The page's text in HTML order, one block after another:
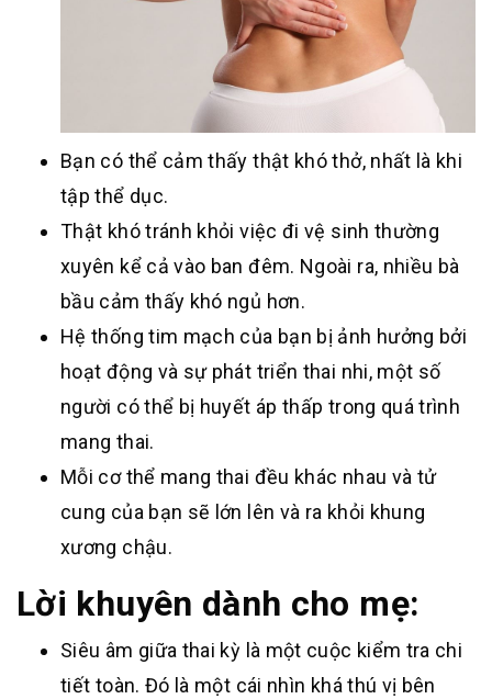
Bạn có thể cảm thấy thật khó thở, nhất là khi
tập thể dục.
Thật khó tránh khỏi việc đi vệ sinh thường
xuyên kể cả vào ban đêm. Ngoài ra, nhiều bà
bầu cảm thấy khó ngủ hơn.
Hệ thống tim mạch của bạn bị ảnh hưởng bởi
hoạt động và sự phát triển thai nhi, một số
người có thể bị huyết áp thấp trong quá trình
mang thai.
Mỗi cơ thể mang thai đều khác nhau và tử
cung của bạn sẽ lớn lên và ra khỏi khung
xương chậu.
Lời khuyên dành cho mẹ:
Siêu âm giữa thai kỳ là một cuộc kiểm tra chi
tiết toàn. Đó là một cái nhìn khá thú vị bên